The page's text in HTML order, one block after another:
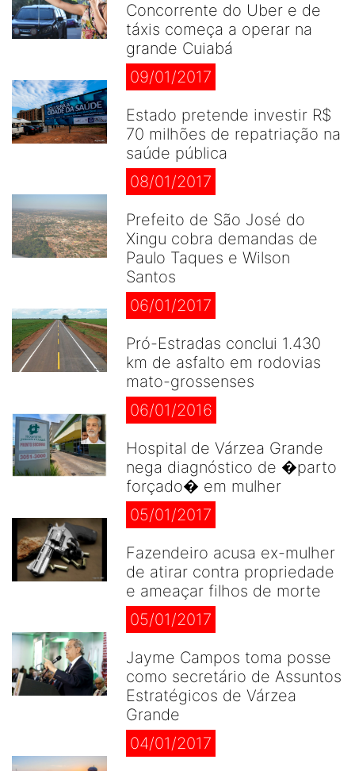
Concorrente do Uber e de
táxis começa a operar na
grande Cuiabá
09/01/2017
Estado pretende investir R$
70 milhões de repatriação na
saúde pública
08/01/2017
Prefeito de São José do
Xingu cobra demandas de
Paulo Taques e Wilson
Santos
06/01/2017
Pró-Estradas conclui 1.430
km de asfalto em rodovias
mato-grossenses
06/01/2016
Hospital de Várzea Grande
nega diagnóstico de �parto
forçado� em mulher
05/01/2017
Fazendeiro acusa ex-mulher
de atirar contra propriedade
e ameaçar filhos de morte
05/01/2017
Jayme Campos toma posse
como secretário de Assuntos
Estratégicos de Várzea
Grande
04/01/2017